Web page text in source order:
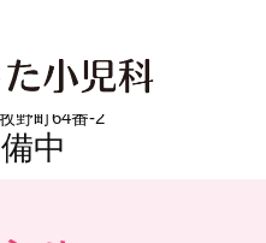
野町64番-2
中